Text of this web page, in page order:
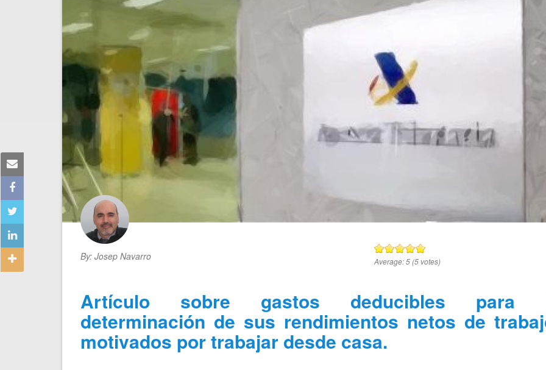
By: Josep Navarro Average:5(5votes)
Artículo sobre gastos deducibles para
determinación de sus rendimientos netos de
motivados por trabajar desde casa.